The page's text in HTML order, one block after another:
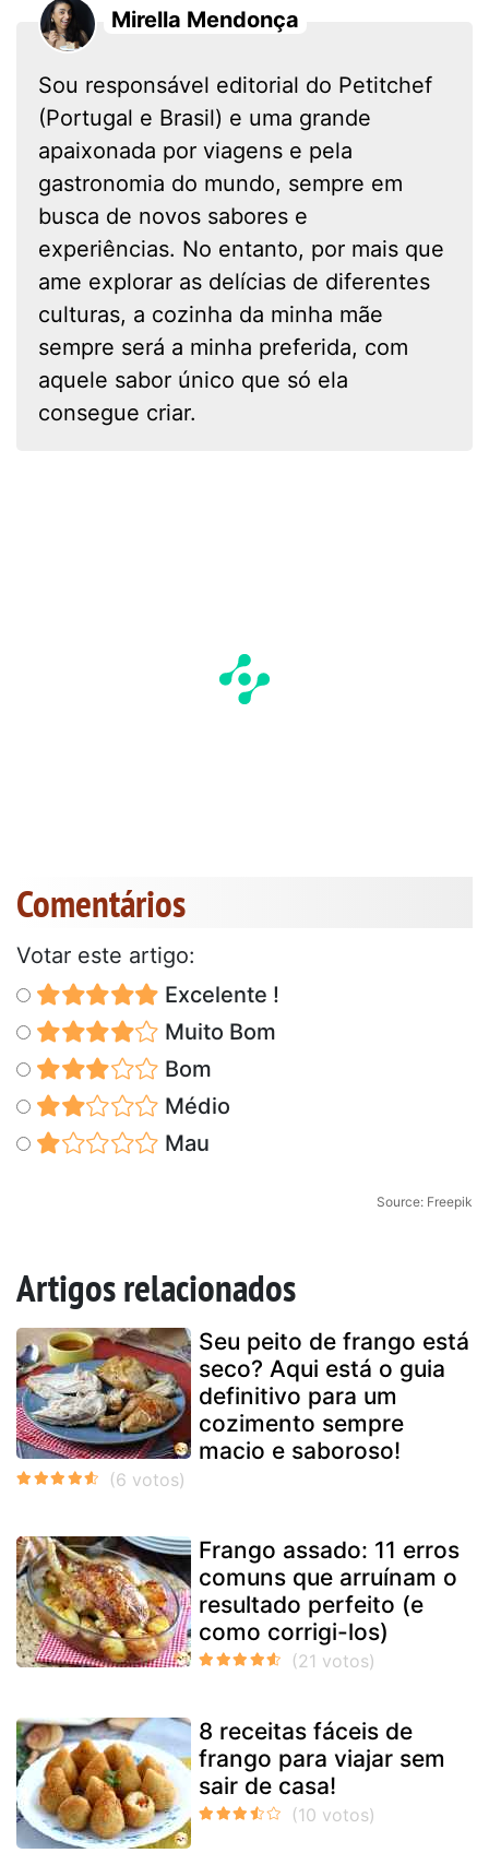
Mirella Mendonça
Sou responsável editorial do Petitchef
(Portugal e Brasil) e uma grande
apaixonada por viagens e pela
gastronomia do mundo, sempre em
busca de novos sabores e
experiências. No entanto, por mais que
ame explorar as delícias de diferentes
culturas, a cozinha da minha mãe
sempre será a minha preferida, com
aquele sabor único que só ela
consegue criar.
Comentários
Votar este artigo:
Excelente !
Muito Bom
Bom
Médio
Mau
Source: Freepik
Artigos relacionados
Seu peito de frango está
seco? Aqui está o guia
definitivo para um
cozimento sempre
macio e saboroso!
Frango assado: 11 erros
comuns que arruínam o
resultado perfeito (e
como corrigi-los)
8 receitas fáceis de
frango para viajar sem
sair de casa!